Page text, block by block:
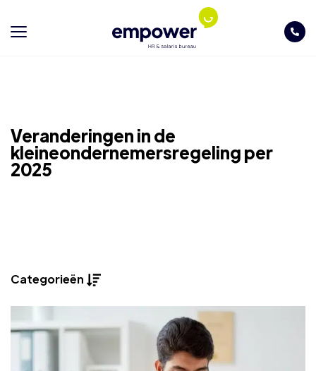
Veranderingen in de
kleineondernemersregeling per
2025
Categorieën